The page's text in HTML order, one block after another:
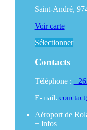
Saint-André,
Voir carte
Sélectionner
Contacts
Téléphone :
E-mail:
Aéroport de
+Infos